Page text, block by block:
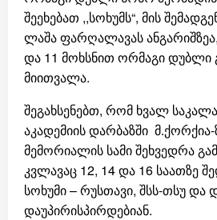
შეეხებათ ,,სოხუმს“, მის
ლაშა ფარღალავას
და 11 მოხსნით ორმაგი დუბლი
მიითვალა.
შეგახსენებთ, რომ ხვალ
აკადემიის დარბაზში
მემორიალის სამი შეხვედრა
კვლავაც 12, 14 და 16 საათზე
სოხუმი – რუსთავი, შსს-თსუ და
დაუპირისპირდებიან.